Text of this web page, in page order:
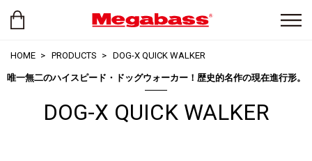
HOME PRODUCTS DOG-X QUICK WALKER
唯一無二のハイスピード・ドッグウォーカー！歴史的名作の現在進行形。
DOG-X QUICK WALKER